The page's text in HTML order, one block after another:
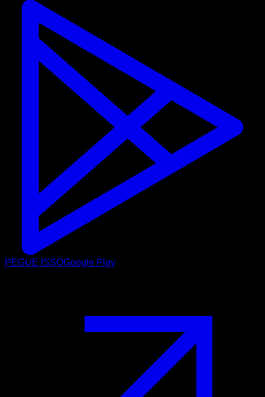
PEGUE ISSOGoogle Play